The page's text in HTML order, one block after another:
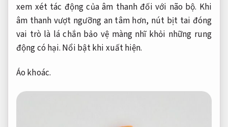
xem xét tác động của âm thanh đối với não bộ. Khi
âm thanh vượt ngưỡng an tâm hơn, nút bịt tai đóng
vai trò là lá chắn bảo vệ màng nhĩ khỏi những rung
động có hại. Nổi bật khi xuất hiện.
Áo khoác.